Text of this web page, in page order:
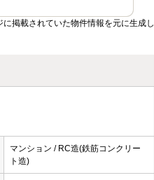
掲載されていた物件情報を元に生成し
マンション / RC造(鉄筋コンクリー
ト造)